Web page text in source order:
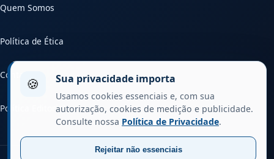
Quem Somos
Política de Ética
Contato
Política Editorial
🍪 Sua privacidade importa
Usamos cookies essenciais e, com sua
autorização, cookies de medição e publicidade.
Consulte nossa Política de Privacidade.
Rejeitar não essenciais